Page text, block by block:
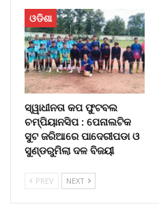
ଓଡିଶା
ସ୍ୱାଧୀନତା କପ ଫୁଟବଲ
ଚମ୍ପିୟାନସିପ : ପେନାଲଟିକ
ସୁଟ ଜରିଆରେ ପାଦେରୀପଡା ଓ
ସୁଣ୍ଡରୁମିଲା ଦଳ ବିଜୟୀ
PREV NEXT